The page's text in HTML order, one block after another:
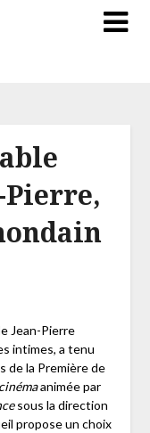
Pierre,
Jean-Pierre
intimes, a tenu
de la Première de
animée par
sous la direction
propose un choix